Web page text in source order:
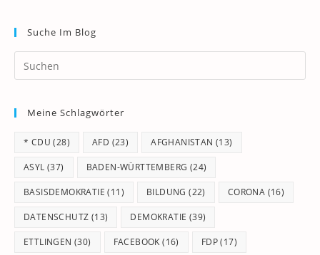
Suche Im Blog
Meine Schlagwörter
* CDU (28) AFD (23) AFGHANISTAN (13)
ASYL (37) BADEN-WÜRTTEMBERG (24)
BASISDEMOKRATIE (11) BILDUNG (22) CORONA (16)
DATENSCHUTZ (13) DEMOKRATIE (39)
ETTLINGEN (30) FACEBOOK (16) FDP(17)